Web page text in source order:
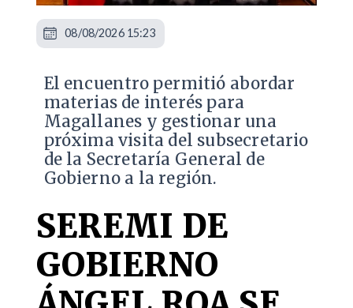
El encuentro permitió abordar
materias de interés para
Magallanes y gestionar una
próxima visita del subsecretario
de la Secretaría General de
Gobierno a la región.
SEREMI DE
GOBIERNO
08/08/2026 15:23